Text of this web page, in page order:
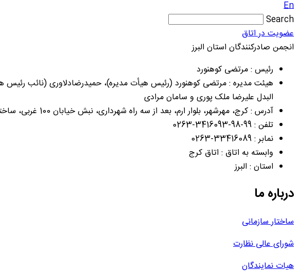
En
Search
عضویت در اتاق
انجمن صادرکنندگان استان البرز
رئیس : مرتضی کوهنورد
هیئت مدیره : مرتضی کوهنورد (رئيس هیأت مدیره)، حمیدرضادلاوری (نائب
البدل علیرضا ملک پوری و سامان مرادی
آدرس : کرج، مهرشهر، بلوار ارم، بعد از سه راه شهرداری، نبش خیابان 100 غربی، ساختمان آناهیتا، بلوک C اتاق بازرگانی، صنایع، معادن و کشاورزی البرز طبقه ۳ واحد تشکل ها
تلفن : 99-98-3416093-0263
نمابر : 33416089-0263
وابسته به اتاق : اتاق کرج
استان : البرز
درباره ما
ساختار سازمانی
شورای عالی نظارت
هیات نمایندگان